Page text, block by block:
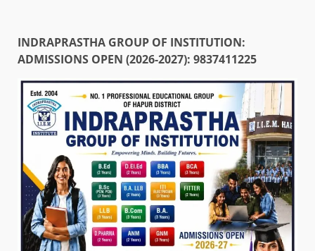
INDRAPRASTHA GROUP OF INSTITUTION:
ADMISSIONS OPEN (2026-2027): 9837411225